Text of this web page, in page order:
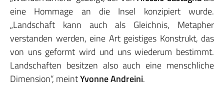
eine Hommage an die Insel konzipiert wurde.
„Landschaft kann auch als Gleichnis, Metapher
verstanden werden, eine Art geistiges Konstrukt, das
von uns geformt wird und uns wiederum bestimmt.
Landschaften besitzen also auch eine menschliche
Dimension“, meintYvonne Andreini.